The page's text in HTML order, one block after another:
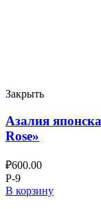
Закрыть
Азалия
Rose»
₽600.00
P-9
В корзину